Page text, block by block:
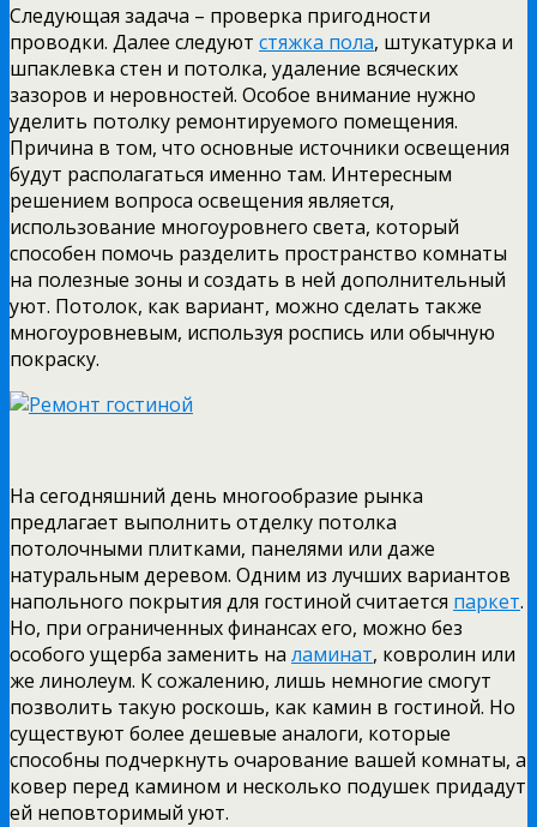
Следующая задача – проверка пригодности
проводки. Далее следуют стяжка пола, штукатурка и
шпаклевка стен и потолка, удаление всяческих
зазоров и неровностей. Особое внимание нужно
уделить потолку ремонтируемого помещения.
Причина в том, что основные источники освещения
будут располагаться именно там. Интересным
решением вопроса освещения является,
использование многоуровнего света, который
способен помочь разделить пространство комнаты
на полезные зоны и создать в ней дополнительный
уют. Потолок, как вариант, можно сделать также
многоуровневым, используя роспись или обычную
покраску.
На сегодняшний день многообразие рынка
предлагает выполнить отделку потолка
потолочными плитками, панелями или даже
натуральным деревом. Одним из лучших вариантов
напольного покрытия для гостиной считается паркет.
Но, при ограниченных финансах его, можно без
особого ущерба заменить на ламинат, ковролин или
же линолеум. К сожалению, лишь немногие смогут
позволить такую роскошь, как камин в гостиной. Но
существуют более дешевые аналоги, которые
способны подчеркнуть очарование вашей комнаты, а
ковер перед камином и несколько подушек придадут
ей неповторимый уют.